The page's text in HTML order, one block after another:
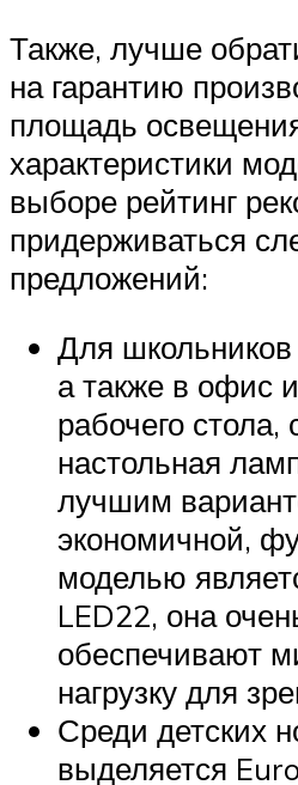
Также, лучше
на гарантию
площадь
характеристики
выборе рейтинг
придерживаться
предложений:
Для школьников
а также в офис
рабочего стола,
настольная
лучшим
экономичной,
моделью
LED22, она
обеспечивают
нагрузку для
Среди детских
выделяется